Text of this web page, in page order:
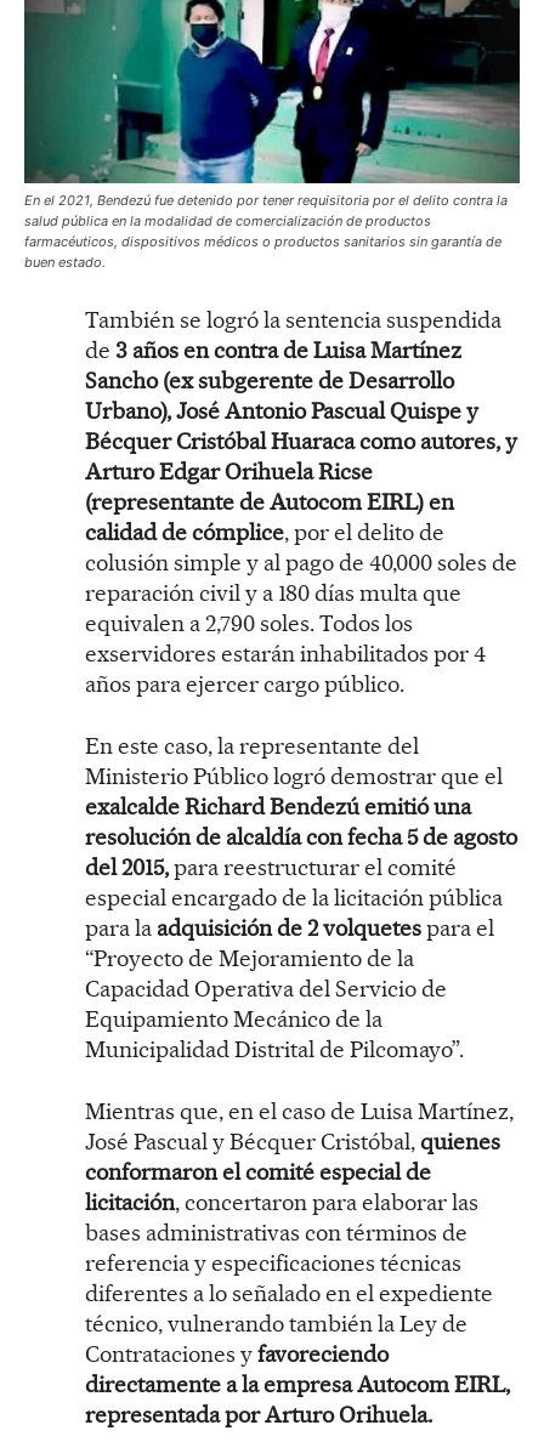
En el 2021, Bendezú fue detenido por tener requisitoria por el delito contra la
salud pública en la modalidad de comercialización de productos
farmacéuticos, dispositivos médicos o productos sanitarios sin garantía de
buen estado.
También se logró la sentencia suspendida
de 3 años en contra de Luisa Martínez
Sancho (ex subgerente de Desarrollo
Urbano), José Antonio Pascual Quispe y
Bécquer Cristóbal Huaraca como autores, y
Arturo Edgar Orihuela Ricse
(representante de Autocom EIRL) en
calidad de cómplice, por el delito de
colusión simple y al pago de 40,000 soles de
reparación civil y a 180 días multa que
equivalen a 2,790 soles. Todos los
exservidores estarán inhabilitados por 4
años para ejercer cargo público.
En este caso, la representante del
Ministerio Público logró demostrar que el
exalcalde Richard Bendezú emitió una
resolución de alcaldía con fecha 5 de agosto
del 2015,para reestructurar el comité
especial encargado de la licitación pública
para la adquisición de 2 volquetespara el
“Proyecto de Mejoramiento de la
Capacidad Operativa del Servicio de
Equipamiento Mecánico de la
Municipalidad Distrital de Pilcomayo”.
Mientras que, en el caso de Luisa Martínez,
José Pascual y Bécquer Cristóbal,quienes
conformaron el comité especial de
licitación, concertaron para elaborar las
bases administrativas con términos de
referencia y especificaciones técnicas
diferentes a lo señalado en el expediente
técnico, vulnerando también la Ley de
Contrataciones yfavoreciendo
directamente a la empresa Autocom EIRL,
representada por Arturo Orihuela.